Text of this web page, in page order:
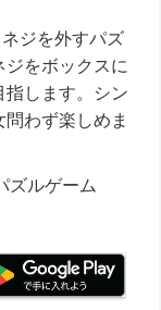
ネジを外すパズ
をボックスに
指します。シン
わず楽しめま
ズルゲーム